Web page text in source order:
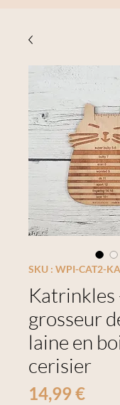
SKU : WPI-CAT2-
Katrinkles
grosseur
laine en
cerisier
14,99 €Prix